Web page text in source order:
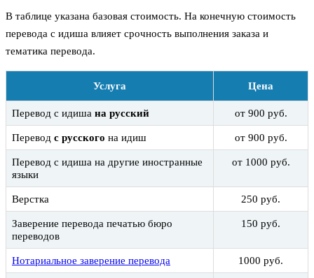
В таблице указана базовая стоимость. На конечную стоимость
перевода с идиша влияет срочность выполнения заказа и
тематика перевода.
Услуга Цена
Перевод с идиша на русский от 900 руб.
Перевод с русского на идиш от 900 руб.
Перевод с идиша на другие иностранные
языки
от 1000 руб.
Верстка 250 руб.
Заверение перевода печатью бюро
переводов
150 руб.
Нотариальное заверение перевода 1000 руб.